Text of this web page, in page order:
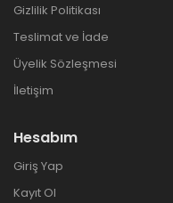
Gizlilik Politikası
Teslimat ve İade
Üyelik Sözleşmesi
İletişim
Hesabım
Giriş Yap
Kayıt Ol